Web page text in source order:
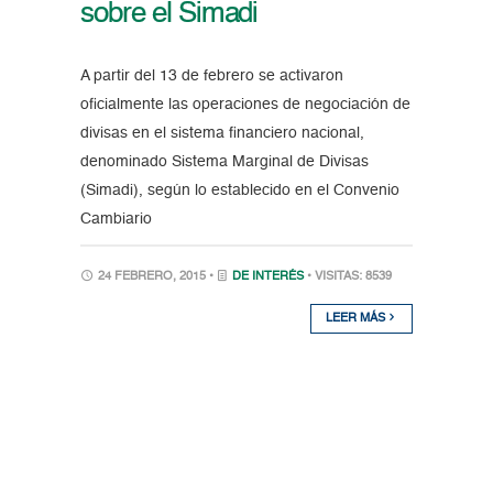
sobre el Simadi
A partir del 13 de febrero se activaron
oficialmente las operaciones de negociación de
divisas en el sistema financiero nacional,
denominado Sistema Marginal de Divisas
(Simadi), según lo establecido en el Convenio
Cambiario
24 FEBRERO, 2015 • DE INTERÉS • VISITAS: 8539
LEER MÁS